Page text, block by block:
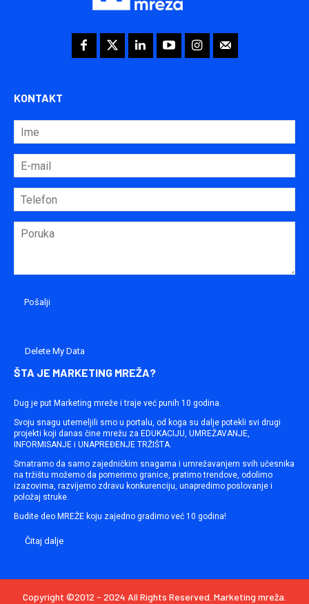
KONTAKT
Delete My Data
ŠTA JE MARKETING MREŽA?
Dug je put Marketing mreže i traje već punih 10 godina.
Svoju snagu utemeljili smo u portalu, od koga su dalje potekli svi drugi
projekti koji danas čine mrežu za EDUKACIJU, UMREŽAVANJE,
INFORMISANJE i UNAPREĐENJE TRŽIŠTA.
Smatramo da samo zajedničkim snagama i umrežavanjem svih učesnika
na tržištu možemo da pomerimo granice, pratimo trendove, odolimo
izazovima, razvijemo zdravu konkurenciju, unapredimo poslovanje i
položaj struke.
Budite deo MREŽE koju zajedno gradimo već 10 godina!
Čitaj dalje
Copyright ©2012 - 2024 All Rights Reserved. Marketing mreža.